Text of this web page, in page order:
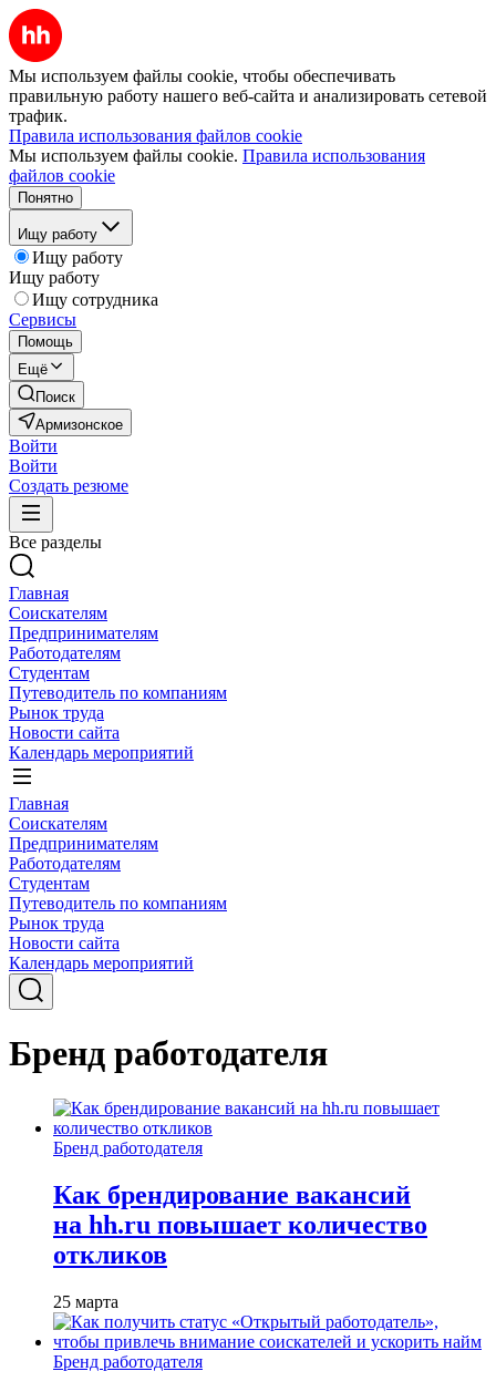
Мы используем файлы cookie, чтобы обеспечивать
правильную работу нашего веб-сайта и анализировать сетевой
трафик.
Правила использования файлов cookie
Мы используем файлы cookie. Правила использования
файлов cookie
Понятно
Ищу работу
Ищу работу
Ищу работу
Ищу сотрудника
Сервисы
Помощь
Ещё
Поиск
Армизонское
Войти
Войти
Создать резюме
Все разделы
Главная
Соискателям
Предпринимателям
Работодателям
Студентам
Путеводитель по компаниям
Рынок труда
Новости сайта
Календарь мероприятий
Главная
Соискателям
Предпринимателям
Работодателям
Студентам
Путеводитель по компаниям
Рынок труда
Новости сайта
Календарь мероприятий
Бренд работодателя
Бренд работодателя
Как брендирование вакансий
на hh.ru повышает количество
откликов
25 марта
Бренд работодателя